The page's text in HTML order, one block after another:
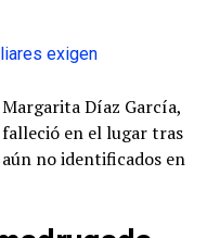
exigen
Díaz García,
falleció en el lugar tras
no identificados en